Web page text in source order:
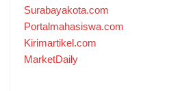
Surabayakota.com
Portalmahasiswa.com
Kirimartikel.com
MarketDaily